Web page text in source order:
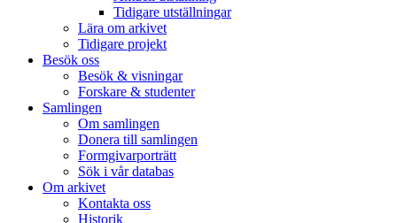
Tidigare utställningar
Lära om arkivet
Tidigare projekt
Besök oss
Besök & visningar
Forskare & studenter
Samlingen
Om samlingen
Donera till samlingen
Formgivarporträtt
Sök i vår databas
Om arkivet
Kontakta oss
Historik